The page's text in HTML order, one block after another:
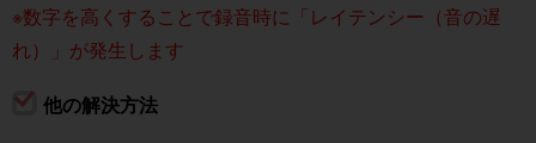
※数字を高くすることで録音時に「レイテンシー（音の遅
れ）」が発生します
他の解決方法